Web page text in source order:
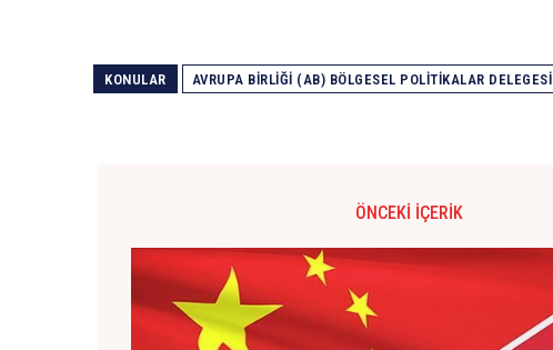
KONULAR AVRUPA BIRLIĞI (AB) BÖLGESEL POLITIKALAR DELEGESI
ÖNCEKI İÇERIK